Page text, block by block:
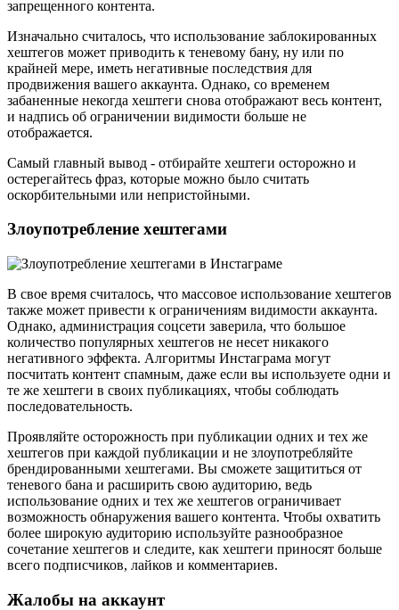
запрещенного контента.
Изначально считалось, что использование заблокированных
хештегов может приводить к теневому бану, ну или по
крайней мере, иметь негативные последствия для
продвижения вашего аккаунта. Однако, со временем
забаненные некогда хештеги снова отображают весь контент,
и надпись об ограничении видимости больше не
отображается.
Самый главный вывод - отбирайте хештеги осторожно и
остерегайтесь фраз, которые можно было считать
оскорбительными или непристойными.
Злоупотребление хештегами
В свое время считалось, что массовое использование хештегов
также может привести к ограничениям видимости аккаунта.
Однако, администрация соцсети заверила, что большое
количество популярных хештегов не несет никакого
негативного эффекта. Алгоритмы Инстаграма могут
посчитать контент спамным, даже если вы используете одни и
те же хештеги в своих публикациях, чтобы соблюдать
последовательность.
Проявляйте осторожность при публикации одних и тех же
хештегов при каждой публикации и не злоупотребляйте
брендированными хештегами. Вы сможете защититься от
теневого бана и расширить свою аудиторию, ведь
использование одних и тех же хештегов ограничивает
возможность обнаружения вашего контента. Чтобы охватить
более широкую аудиторию используйте разнообразное
сочетание хештегов и следите, как хештеги приносят больше
всего подписчиков, лайков и комментариев.
Жалобы на аккаунт